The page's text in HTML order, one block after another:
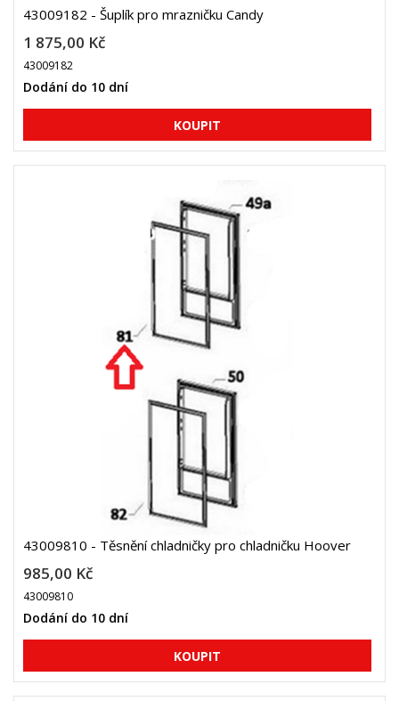
43009182 - Šuplík pro mrazničku Candy
1 875,00 Kč
43009182
Dodání do 10 dní
43009810 - Těsnění chladničky pro chladničku Hoover
985,00 Kč
43009810
Dodání do 10 dní